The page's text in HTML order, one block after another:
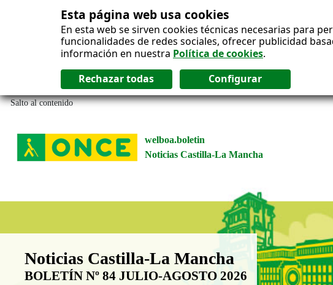
Esta página web usa cookies
En esta web se sirven cookies técnicas necesarias para
funcionalidades de redes sociales, ofrecer publicidad
información en nuestra Política de cookies.
Salto al contenido
welboa.boletin
Noticias Castilla-La Mancha
Boletín Noticias Castilla-La Mancha
Noticias Castilla-La Mancha
BOLETÍN Nº 84 JULIO-AGOSTO 2026